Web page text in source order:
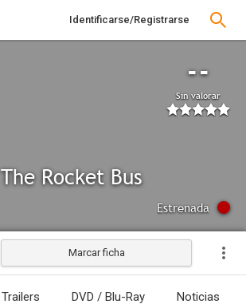
Identificarse/Registrarse
--
Sin valorar
The Rocket Bus
Estrenada
Marcar ficha
Trailers DVD / Blu-Ray Noticias